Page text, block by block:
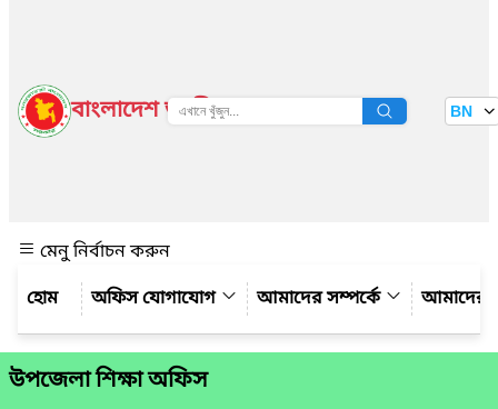
বাংলাদেশ জাতীয় তথ্য বাতায়ন BN
মেনু নির্বাচন করুন
অফিস যোগাযোগ
আমাদের সম্পর্কে আমাদের
উপজেলা শিক্ষা অফিস